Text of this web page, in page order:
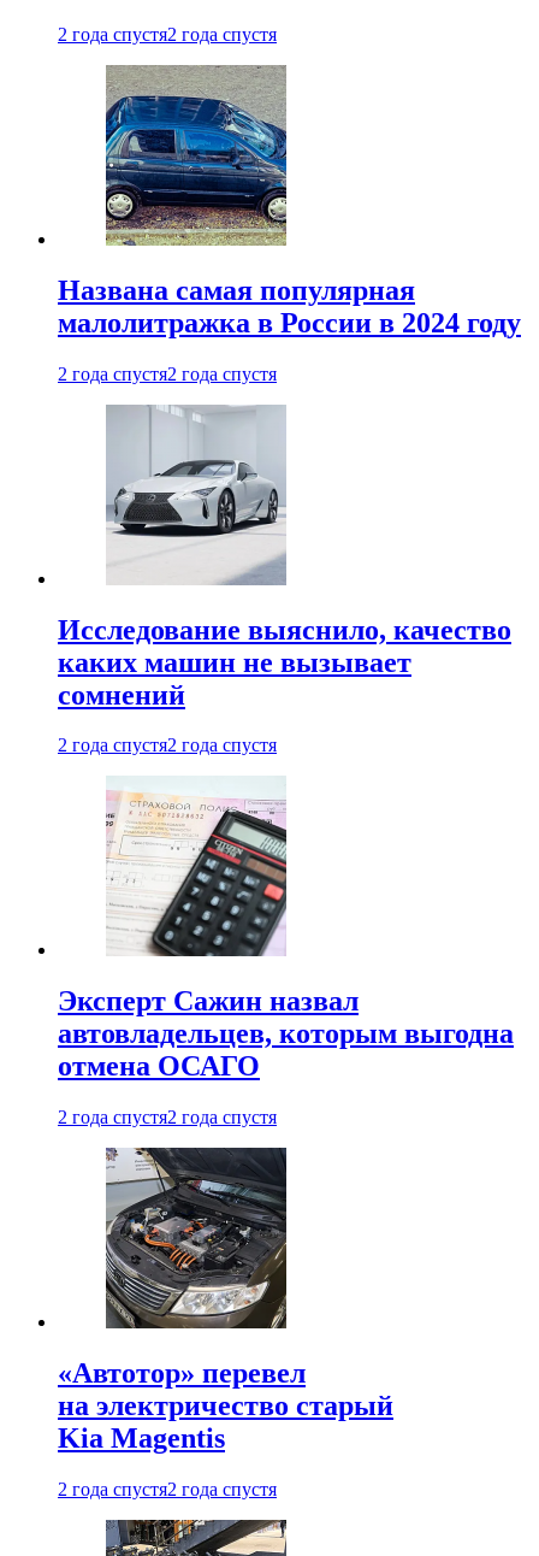
2 года спустя2 года спустя
Названа самая популярная
малолитражка в России в 2024 году
2 года спустя2 года спустя
Исследование выяснило, качество
каких машин не вызывает
сомнений
2 года спустя2 года спустя
Эксперт Сажин назвал
автовладельцев, которым выгодна
отмена ОСАГО
2 года спустя2 года спустя
«Автотор» перевел
на электричество старый
Kia Magentis
2 года спустя2 года спустя